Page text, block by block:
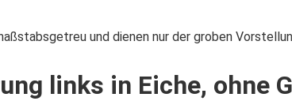
und dienen nur der groben
links in Eiche, ohne